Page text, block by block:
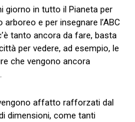
giorno in tutto il Pianeta per
e per insegnare l’ABC
tanto ancora da fare, basta
per vedere, ad esempio, le
che vengono ancora
affatto rafforzati dal
dimensioni, come tanti